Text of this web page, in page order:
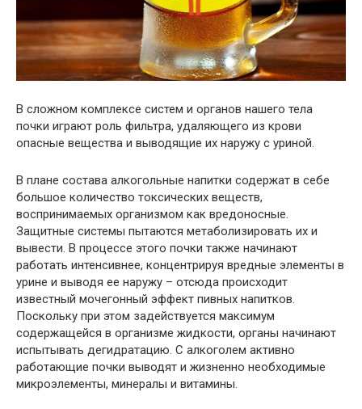
В сложном комплексе систем и органов нашего тела
почки играют роль фильтра, удаляющего из крови
опасные вещества и выводящие их наружу с уриной.
В плане состава алкогольные напитки содержат в себе
большое количество токсических веществ,
воспринимаемых организмом как вредоносные.
Защитные системы пытаются метаболизировать их и
вывести. В процессе этого почки также начинают
работать интенсивнее, концентрируя вредные элементы в
урине и выводя ее наружу – отсюда происходит
известный мочегонный эффект пивных напитков.
Поскольку при этом задействуется максимум
содержащейся в организме жидкости, органы начинают
испытывать дегидратацию. С алкоголем активно
работающие почки выводят и жизненно необходимые
микроэлементы, минералы и витамины.